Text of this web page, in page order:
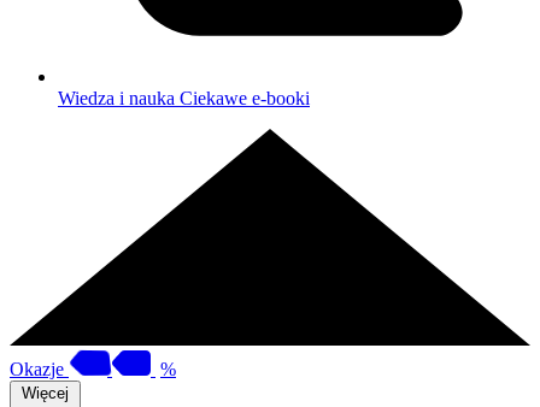
Wiedza i nauka Ciekawe e-booki
Okazje %
Więcej